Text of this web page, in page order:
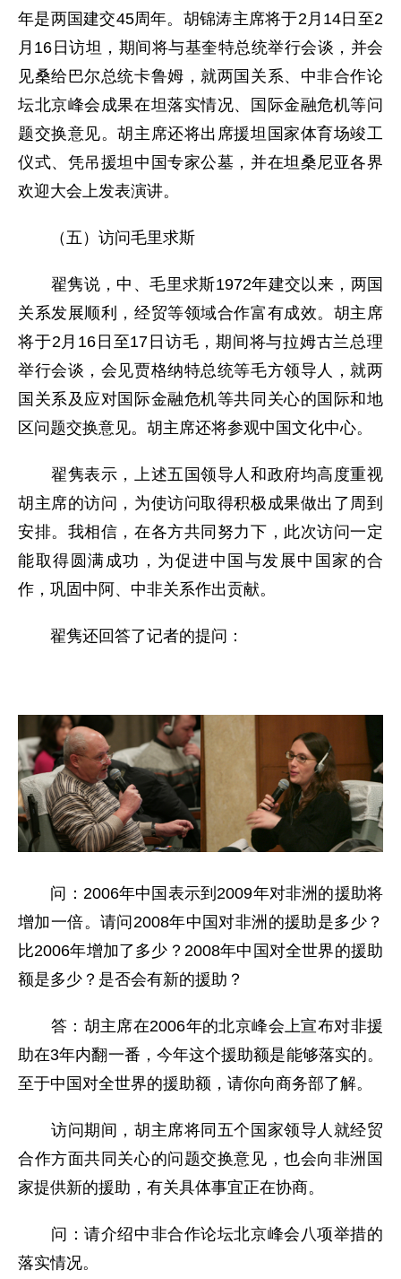
年是两国建交45周年。胡锦涛主席将于2月14日至2
月16日访坦，期间将与基奎特总统举行会谈，并会
见桑给巴尔总统卡鲁姆，就两国关系、中非合作论
坛北京峰会成果在坦落实情况、国际金融危机等问
题交换意见。胡主席还将出席援坦国家体育场竣工
仪式、凭吊援坦中国专家公墓，并在坦桑尼亚各界
欢迎大会上发表演讲。
（五）访问毛里求斯
翟隽说，中、毛里求斯1972年建交以来，两国
关系发展顺利，经贸等领域合作富有成效。胡主席
将于2月16日至17日访毛，期间将与拉姆古兰总理
举行会谈，会见贾格纳特总统等毛方领导人，就两
国关系及应对国际金融危机等共同关心的国际和地
区问题交换意见。胡主席还将参观中国文化中心。
翟隽表示，上述五国领导人和政府均高度重视
胡主席的访问，为使访问取得积极成果做出了周到
安排。我相信，在各方共同努力下，此次访问一定
能取得圆满成功，为促进中国与发展中国家的合
作，巩固中阿、中非关系作出贡献。
翟隽还回答了记者的提问：
问：2006年中国表示到2009年对非洲的援助将
增加一倍。请问2008年中国对非洲的援助是多少？
比2006年增加了多少？2008年中国对全世界的援助
额是多少？是否会有新的援助？
答：胡主席在2006年的北京峰会上宣布对非援
助在3年内翻一番，今年这个援助额是能够落实的。
至于中国对全世界的援助额，请你向商务部了解。
访问期间，胡主席将同五个国家领导人就经贸
合作方面共同关心的问题交换意见，也会向非洲国
家提供新的援助，有关具体事宜正在协商。
问：请介绍中非合作论坛北京峰会八项举措的
落实情况。